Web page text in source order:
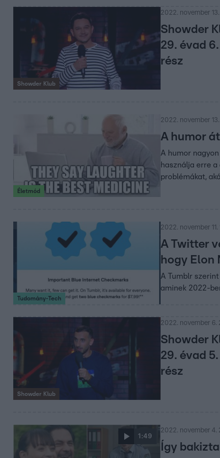
Showder Klub
2022. november
Showder
29. évad 6.
rész
Életmód
2022. november 13.
A humor
A humor
használja erre
problémákat,
Tudomány-Tech
2022. november 11.
A Twitter
hogy Elon
A Tumblr
aminek 2022-
Showder Klub
2022. november 6.
Showder
29. évad 5.
rész
1:49
2022. november 4.
Így